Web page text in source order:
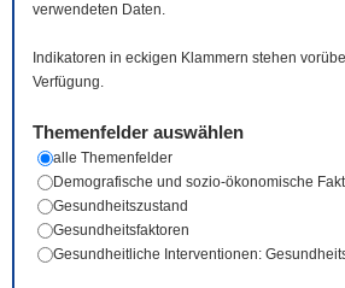
verwendeten Daten.
Indikatoren in eckigen Klammern stehen
Verfügung.
Themenfelder auswählen
alle Themenfelder
Demografische und sozio-ökonomische
Gesundheitszustand
Gesundheitsfaktoren
Gesundheitliche Interventionen: